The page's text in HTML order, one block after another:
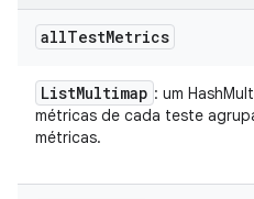
allTestMetrics
ListMultimap : um
métricas de cada teste
métricas.